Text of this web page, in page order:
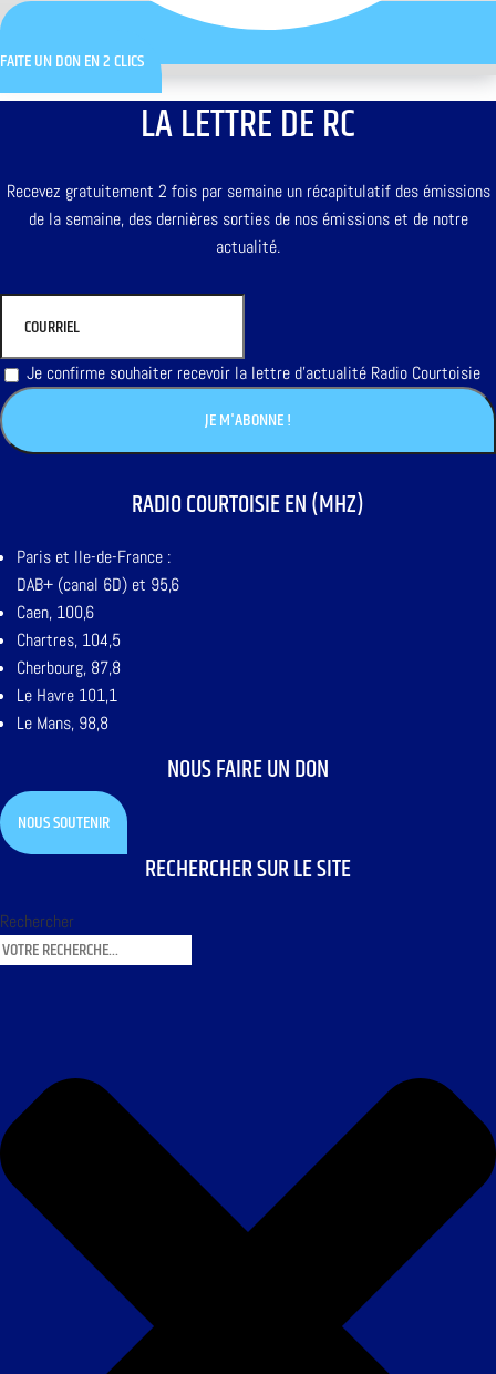
FAITE UN DON EN 2 CLICS
LA LETTRE DE RC
Recevez gratuitement 2 fois par semaine un récapitulatif des émissions
de la semaine, des dernières sorties de nos émissions et de notre
actualité.
Je confirme souhaiter recevoir la lettre d'actualité Radio Courtoisie
RADIO COURTOISIE EN (MHZ)
Paris et Ile-de-France :
DAB+ (canal 6D) et 95,6
Caen, 100,6
Chartres, 104,5
Cherbourg, 87,8
Le Havre 101,1
Le Mans, 98,8
NOUS FAIRE UN DON
NOUS SOUTENIR
RECHERCHER SUR LE SITE
Rechercher